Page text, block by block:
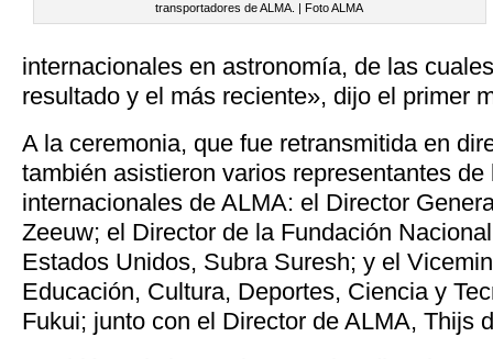
transportadores de ALMA. | Foto ALMA
internacionales en astronomía, de las
resultado y el más reciente», dijo el primer
A la ceremonia, que fue retransmitida en
también asistieron varios representantes de
internacionales de ALMA: el Director
Zeeuw; el Director de la Fundación
Estados Unidos, Subra Suresh; y el
Educación, Cultura, Deportes, Ciencia y
Fukui; junto con el Director de ALMA, Thijs